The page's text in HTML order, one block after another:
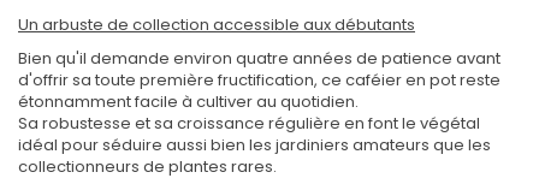
Un arbuste de collection accessible aux débutants
Bien qu'il demande environ quatre années de patience avant
d'offrir sa toute première fructification, ce caféier en pot reste
étonnamment facile à cultiver au quotidien.
Sa robustesse et sa croissance régulière en font le végétal
idéal pour séduire aussi bien les jardiniers amateurs que les
collectionneurs de plantes rares.